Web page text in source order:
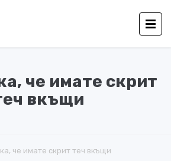
че имате скрит
вкъщи
че имате скрит теч вкъщи